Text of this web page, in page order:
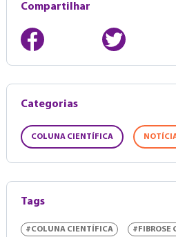
Compartilhar
Categorias
COLUNA CIENTÍFICA
Tags
#COLUNA CIENTÍFICA #FIBROSE